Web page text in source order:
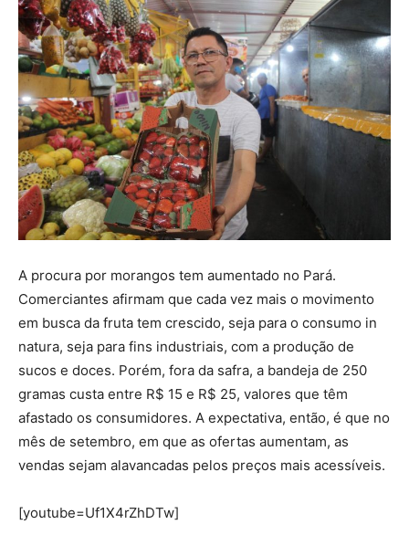
A procura por morangos tem aumentado no Pará.
Comerciantes afirmam que cada vez mais o movimento
em busca da fruta tem crescido, seja para o consumo in
natura, seja para fins industriais, com a produção de
sucos e doces. Porém, fora da safra, a bandeja de 250
gramas custa entre R$ 15 e R$ 25, valores que têm
afastado os consumidores. A expectativa, então, é que no
mês de setembro, em que as ofertas aumentam, as
vendas sejam alavancadas pelos preços mais acessíveis.
[youtube=Uf1X4rZhDTw]